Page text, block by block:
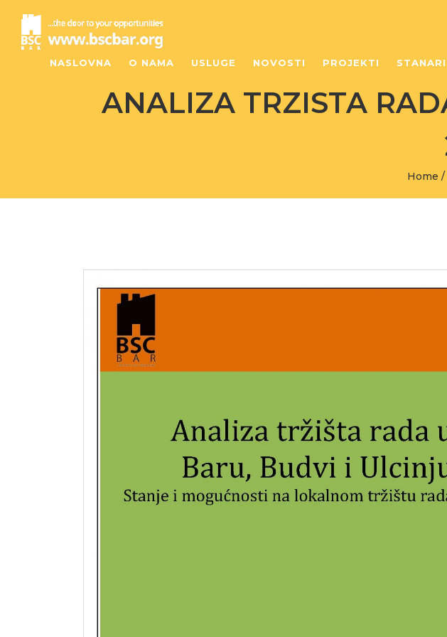
NASLOVNA O NAMA USLUGE NOVOSTI PROJEKTI STANARI
ANALIZA TRZISTA
Home /